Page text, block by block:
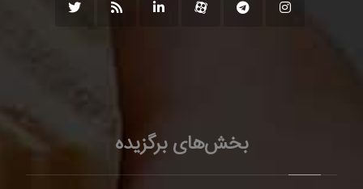
بخش‌های برگزیده